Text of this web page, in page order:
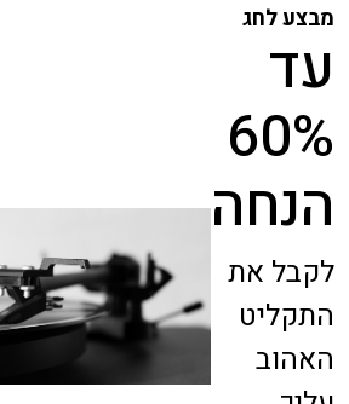
מבצע לחג
עד
60%
הנחה
לקבל את
התקליט
האהוב